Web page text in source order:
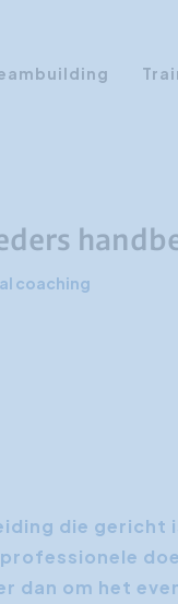
coaching
die gericht
dan om het